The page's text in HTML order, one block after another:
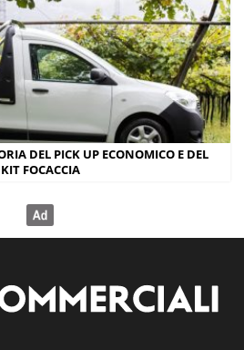
DEL PICK UP ECONOMICO E DEL
KIT FOCACCIA